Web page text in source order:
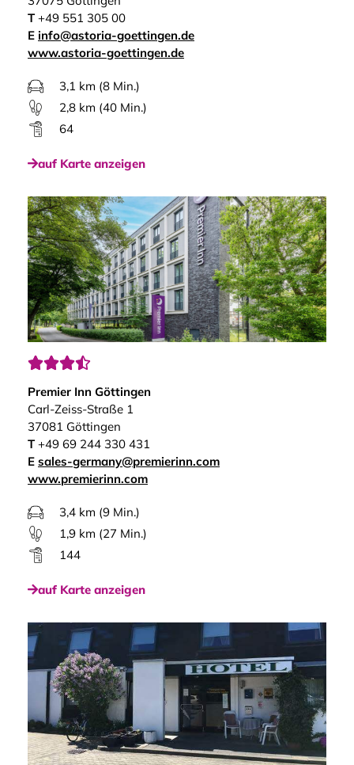
T+49 551 305 00
E info@astoria-goettingen.de
www.astoria-goettingen.de
3,1 km (8 Min.)
2,8 km (40 Min.)
64
auf Karte anzeigen

Premier Inn Göttingen
Carl-Zeiss-Straße 1
37081 Göttingen
T+49 69 244 330 431
E sales-germany@premierinn.com
www.premierinn.com
3,4 km (9 Min.)
1,9 km (27 Min.)
144
auf Karte anzeigen